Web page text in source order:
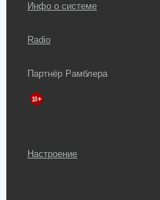
Инфо о системе
Radio
Партнёр Рамблера
Настроение